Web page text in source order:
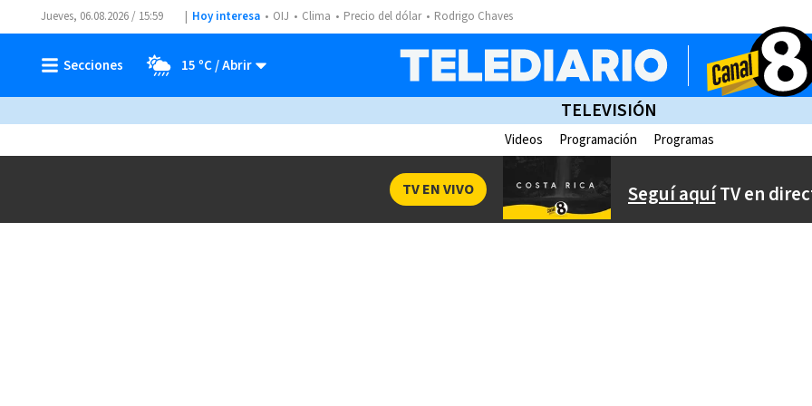
Jueves, 06.08.2026 / 15:59 Hoy interesa OIJ Clima Precio del dólar Rodrigo Chaves
15 ºC
TELEVISIÓN
Videos Programación Programas
Seguí aquíTV en
TV EN VIVO